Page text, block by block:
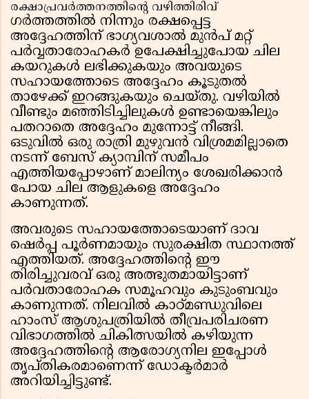
രക്ഷാപ്രവർത്തനത്തിന്റെ വഴിത്തിരിവ്
ഗർത്തത്തിൽ നിന്നും രക്ഷപ്പെട്ട
അദ്ദേഹത്തിന് ഭാഗ്യവശാൽ മുൻപ് മറ്റ്
പർവ്വതാരോഹകർ ഉപേക്ഷിച്ചുപോയ ചില
കയറുകൾ ലഭിക്കുകയും അവയുടെ
സഹായത്തോടെ അദ്ദേഹം കൂടുതൽ
താഴേക്ക് ഇറങ്ങുകയും ചെയ്തു. വഴിയിൽ
വീണ്ടും മഞ്ഞിടിച്ചിലുകൾ ഉണ്ടായെങ്കിലും
പതറാതെ അദ്ദേഹം മുന്നോട്ട് നീങ്ങി.
ഒടുവിൽ ഒരു രാത്രി മുഴുവൻ വിശ്രമമില്ലാതെ
നടന്ന് ബേസ് ക്യാമ്പിന് സമീപം
എത്തിയപ്പോഴാണ് മാലിന്യം ശേഖരിക്കാൻ
പോയ ചില ആളുകളെ അദ്ദേഹം
കാണുന്നത്.
അവരുടെ സഹായത്തോടെയാണ് ദാവ
ഷെർപ്പ പൂർണമായും സുരക്ഷിത സ്ഥാനത്ത്
എത്തിയത്. അദ്ദേഹത്തിന്റെ ഈ
തിരിച്ചുവരവ് ഒരു അത്ഭുതമായിട്ടാണ്
പർവതാരോഹക സമൂഹവും കുടുംബവും
കാണുന്നത്. നിലവിൽ കാഠ്മണ്ഡുവിലെ
ഹാംസ് ആശുപത്രിയിൽ തീവ്രപരിചരണ
വിഭാഗത്തിൽ ചികിത്സയിൽ കഴിയുന്ന
അദ്ദേഹത്തിന്റെ ആരോഗ്യനില ഇപ്പോൾ
തൃപ്തികരമാണെന്ന് ഡോക്ടർമാർ
അറിയിച്ചിട്ടുണ്ട്.